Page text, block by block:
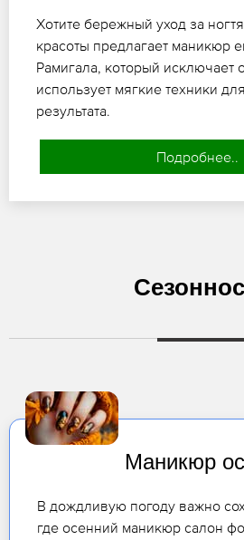
Хотите бережный уход за
красоты предлагает маникюр
Рамигала, который исключает
использует мягкие техники
результата.
Подробнее..
Маникюр
В дождливую погоду важно
где осенний маникюр салон